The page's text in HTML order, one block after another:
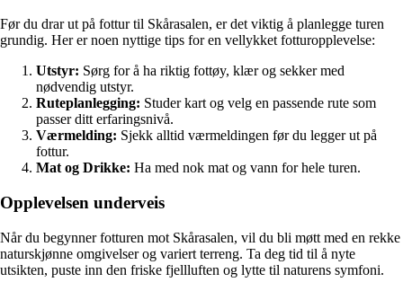
Før du drar ut på fottur til Skårasalen, er det viktig å planlegge turen
grundig. Her er noen nyttige tips for en vellykket fotturopplevelse:
Utstyr: Sørg for å ha riktig fottøy, klær og sekker med
nødvendig utstyr.
Ruteplanlegging: Studer kart og velg en passende rute som
passer ditt erfaringsnivå.
Værmelding: Sjekk alltid værmeldingen før du legger ut på
fottur.
Mat og Drikke: Ha med nok mat og vann for hele turen.
Opplevelsen underveis
Når du begynner fotturen mot Skårasalen, vil du bli møtt med en rekke
naturskjønne omgivelser og variert terreng. Ta deg tid til å nyte
utsikten, puste inn den friske fjellluften og lytte til naturens symfoni.